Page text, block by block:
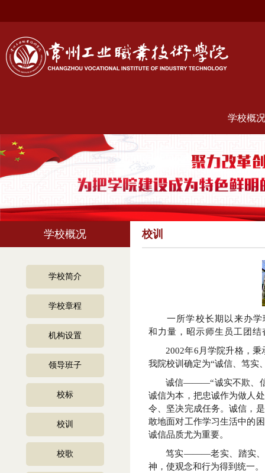
学校概况
学校概况
学校简介
学校章程
机构设置
领导班子
校标
校训
校歌
校训
一所学校长期以来办
和力量，昭示师生员工团
2002年6 月学院升格，
我院校训确定为“诚信、笃实
诚信―――“诚实不欺、
诚信为本，把忠诚作为做人
令、坚决完成任务。诚信，
敢地面对工作学习生活中的
诚信品质尤为重要。
笃实―――老实、踏实、
神， 使观念和行为得到统一。